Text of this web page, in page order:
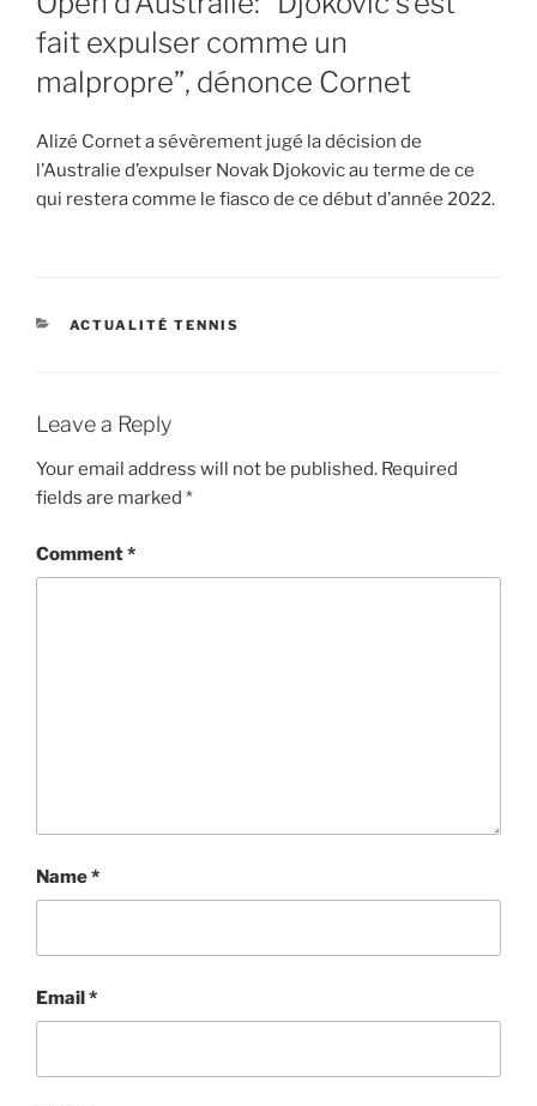
fait expulser comme un
malpropre”, dénonce Cornet
Alizé Cornet a sévèrement jugé la décision de
l’Australie d’expulser Novak Djokovic au terme de ce
qui restera comme le fiasco de ce début d’année 2022.
CATEGORIES
ACTUALITÉ TENNIS
Leave a Reply
Your email address will not be published. Required
fields are marked *
Comment*
Name*
Email*